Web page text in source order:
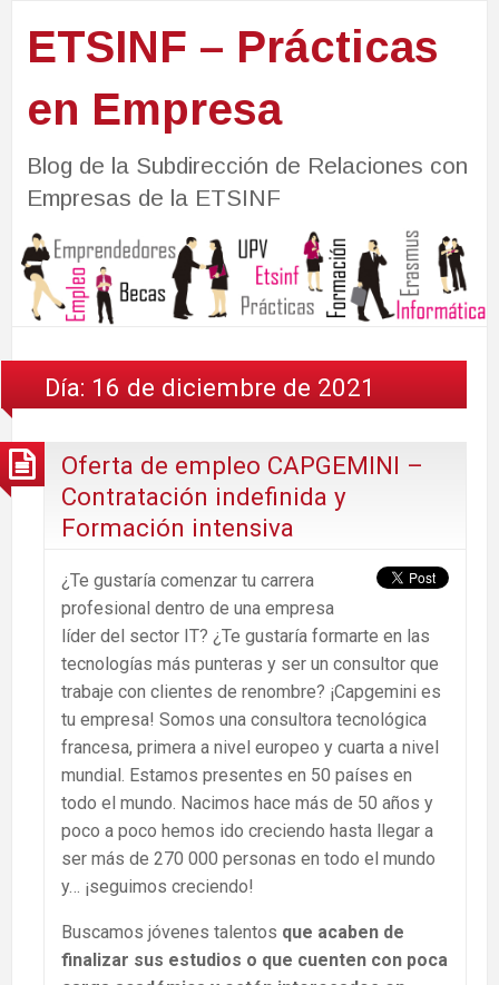
ETSINF – Prácticas
en Empresa
Blog de la Subdirección de Relaciones con
Empresas de la ETSINF
Día: 16 de diciembre de 2021
Oferta de empleo CAPGEMINI –
Contratación indefinida y
Formación intensiva
¿Te gustaría comenzar tu carrera
profesional dentro de una empresa
líder del sector IT? ¿Te gustaría formarte en las
tecnologías más punteras y ser un consultor que
trabaje con clientes de renombre? ¡Capgemini es
tu empresa! Somos una consultora tecnológica
francesa, primera a nivel europeo y cuarta a nivel
mundial. Estamos presentes en 50 países en
todo el mundo. Nacimos hace más de 50 años y
poco a poco hemos ido creciendo hasta llegar a
ser más de 270 000 personas en todo el mundo
y… ¡seguimos creciendo!
Buscamos jóvenes talentos que acaben de
finalizar sus estudios o que cuenten con poca